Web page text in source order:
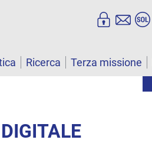
Ricerca Terza missione